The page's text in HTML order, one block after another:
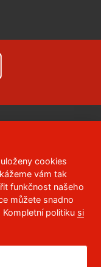
Studentská 95
466 036 113
cookies
vám tak
funkčnost našeho
můžete snadno
politiku si